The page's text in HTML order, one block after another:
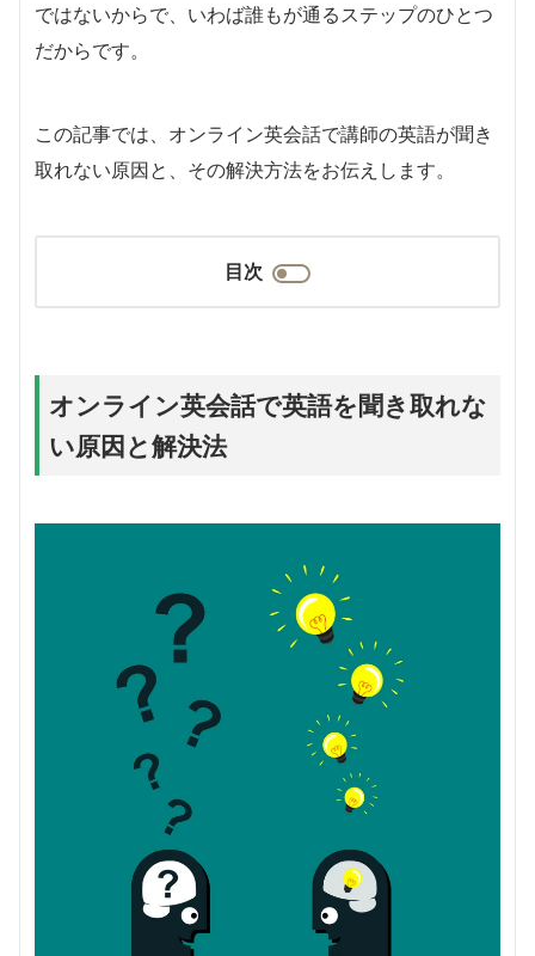
ではないからで、いわば誰もが通るステップのひとつ
だからです。
この記事では、オンライン英会話で講師の英語が聞き
取れない原因と、その解決方法をお伝えします。
目次
オンライン英会話で英語を聞き取れな
い原因と解決法